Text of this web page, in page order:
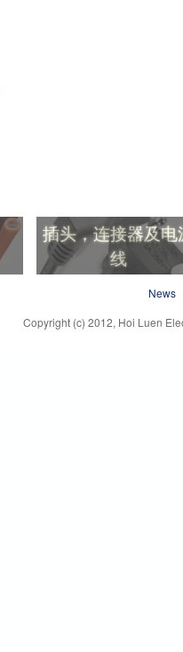
插头，连接器及电
线
插头，连接器及电
News
Copyright (c) 2012, Hoi Luen